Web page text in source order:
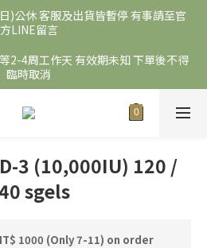
)公休 客服及出貨皆暫停 有事請至官
方LINE留言
2-4周工作天 有效期未知 下單後不得
臨時取消
3 (10,000IU) 120 /
sgels
1000 (Only 7-11) on order